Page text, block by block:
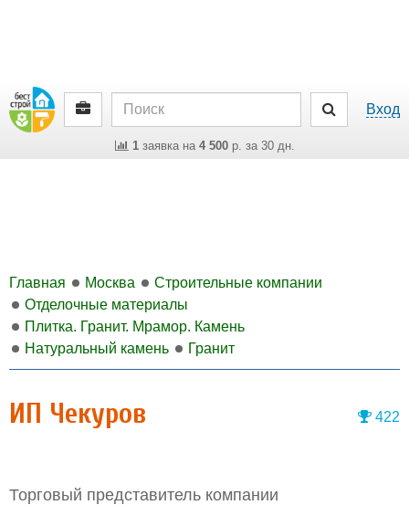
Вход
1заявка на 4 500р. за 30 дн.
Главная Москва
Строительные компании
Отделочные материалы
Плитка. Гранит. Мрамор. Камень
Натуральный камень
Гранит
422
ИП Чекуров
Торговый представитель компании